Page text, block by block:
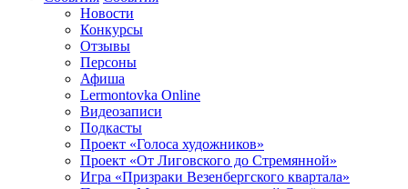
Новости
Конкурсы
Отзывы
Персоны
Афиша
Lermontovka Online
Видеозаписи
Подкасты
Проект «Голоса художников»
Проект «От Лиговского до Стремянной»
Игра «Призраки Везенбергского квартала»